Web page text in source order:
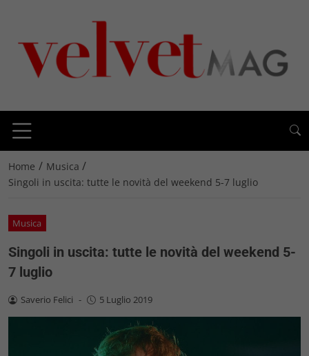
Home / Musica /
Singoli in uscita: tutte le novità del weekend 5-7 luglio
Musica
Singoli in uscita: tutte le novità del weekend 5-
7 luglio
Saverio Felici - 5 Luglio 2019